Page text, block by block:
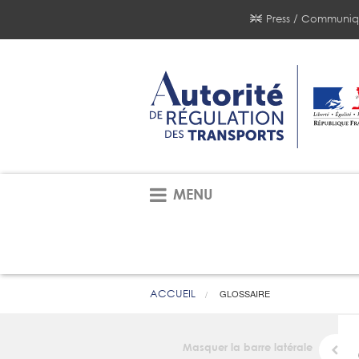
Press /
MENU
ACCUEIL GLOSSAIRE
Masquer la barre latérale